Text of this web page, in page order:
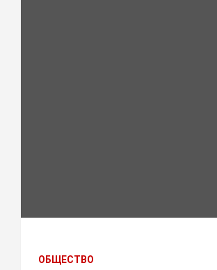
ОБЩЕСТВО